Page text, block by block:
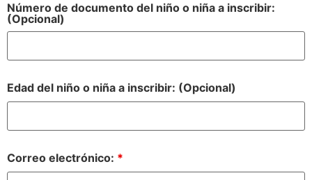
Número de documento del niño o niña a inscribir:
(Opcional)
Edad del niño o niña a inscribir: (Opcional)
Correo electrónico: *